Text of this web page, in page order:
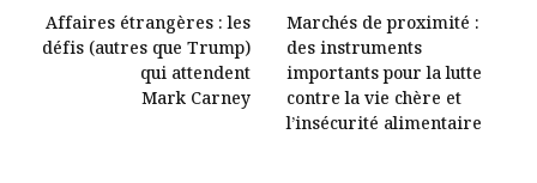
Affaires étrangères : les
défis (autres que Trump)
qui attendent
Mark Carney
Marchés de proximité :
des instruments
importants pour la lutte
contre la vie chère et
l’insécurité alimentaire